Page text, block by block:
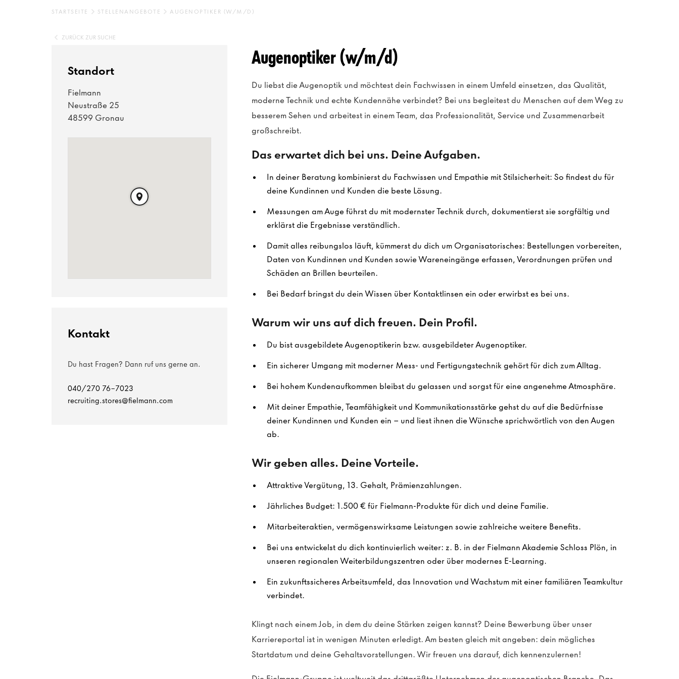
STARTSEITE STELLENANGEBOTE AUGENOPTIKER (W/M/D)
ZURÜCK ZUR SUCHE
Augenoptiker (w/m/d)
Du liebst die Augenoptik und möchtest dein Fachwissen in einem Umfeld einsetzen, das Qualität,
moderne Technik und echte Kundennähe verbindet? Bei uns begleitest du Menschen auf dem Weg zu
besserem Sehen und arbeitest in einem Team, das Professionalität, Service und Zusammenarbeit
großschreibt.
Das erwartet dich bei uns. Deine Aufgaben.
In deiner Beratung kombinierst du Fachwissen und Empathie mit Stilsicherheit: So findest du für
deine Kundinnen und Kunden die beste Lösung.
Messungen am Auge führst du mit modernster Technik durch, dokumentierst sie sorgfältig und
erklärst die Ergebnisse verständlich.
Damit alles reibungslos läuft, kümmerst du dich um Organisatorisches: Bestellungen vorbereiten,
Daten von Kundinnen und Kunden sowie Wareneingänge erfassen, Verordnungen prüfen und
Schäden an Brillen beurteilen.
Bei Bedarf bringst du dein Wissen über Kontaktlinsen ein oder erwirbst es bei uns.
Warum wir uns auf dich freuen. Dein Profil.
Du bist ausgebildete Augenoptikerin bzw. ausgebildeter Augenoptiker.
Ein sicherer Umgang mit moderner Mess- und Fertigungstechnik gehört für dich zum Alltag.
Bei hohem Kundenaufkommen bleibst du gelassen und sorgst für eine angenehme Atmosphäre.
Mit deiner Empathie, Teamfähigkeit und Kommunikationsstärke gehst du auf die Bedürfnisse
deiner Kundinnen und Kunden ein – und liest ihnen die Wünsche sprichwörtlich von den Augen
ab.
Wir geben alles. Deine Vorteile.
Attraktive Vergütung, 13. Gehalt, Prämienzahlungen.
Jährliches Budget: 1.500 € für Fielmann-Produkte für dich und deine Familie.
Mitarbeiteraktien, vermögenswirksame Leistungen sowie zahlreiche weitere Benefits.
Bei uns entwickelst du dich kontinuierlich weiter: z. B. in der Fielmann Akademie Schloss Plön, in
unseren regionalen Weiterbildungszentren oder über modernes E-Learning.
Ein zukunftssicheres Arbeitsumfeld, das Innovation und Wachstum mit einer familiären Teamkultur
verbindet.
Klingt nach einem Job, in dem du deine Stärken zeigen kannst? Deine Bewerbung über unser
Karriereportal ist in wenigen Minuten erledigt. Am besten gleich mit angeben: dein mögliches
Startdatum und deine Gehaltsvorstellungen. Wir freuen uns darauf, dich kennenzulernen!
Standort
Fielmann
Neustraße 25
48599 Gronau
Kontakt
Du hast Fragen? Dann ruf uns gerne an.
040/270 76-7023
recruiting.stores@fielmann.com